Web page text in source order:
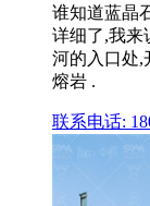
谁知道蓝晶
详细了,我来
河的入口处,
熔岩 .
联系电话: